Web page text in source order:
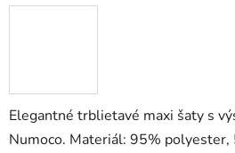
Elegantné trblietavé maxi šaty s
Numoco. Materiál: 95% polyester,